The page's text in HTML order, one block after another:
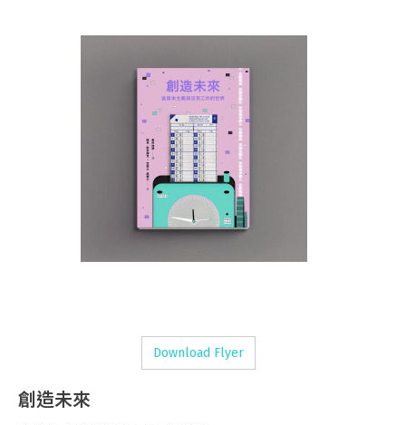
Download Flyer
創造未來